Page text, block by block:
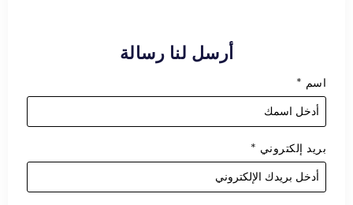
أرسل لنا رسالة
اسم *
بريد إلكتروني *